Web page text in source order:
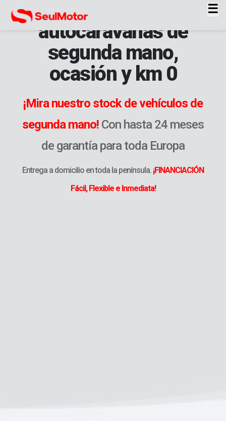
Venta de coches y
autocaravanas de
segunda mano,
ocasión y km 0
¡Mira nuestro stock de vehículos de
segunda mano! Con hasta 24 meses
de garantía para toda Europa
Entrega a domicilio en toda la península. ¡FINANCIACIÓN
Fácil, Flexible e Inmediata!